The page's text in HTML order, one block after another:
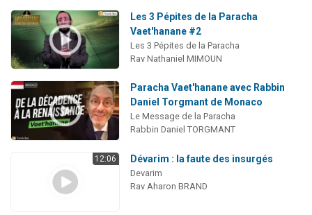
Les 3 Pépites de la Paracha
Vaet'hanane #2
Les 3 Pépites de la Paracha
Rav Nathaniel MIMOUN
Paracha Vaet'hanane avec Rabbin
Daniel Torgmant de Monaco
Le Message de la Paracha
Rabbin Daniel TORGMANT
12:06 Dévarim : la faute des insurgés
Devarim
Rav Aharon BRAND